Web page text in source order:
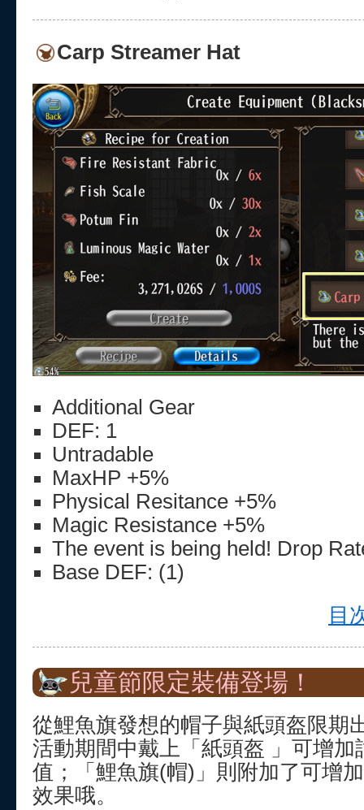
Carp Streamer Hat
Additional Gear
DEF: 1
Untradable
MaxHP +5%
Physical Resitance +5%
Magic Resistance +5%
The event is being held! Drop
Base DEF: (1)
目
兒童節限定裝備登場！
從鯉魚旗發想的帽子與紙頭盔限期
活動期間中戴上「紙頭盔 」可增加
值；「鯉魚旗(帽)」則附加了可增
效果哦。